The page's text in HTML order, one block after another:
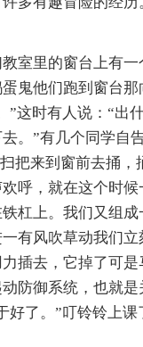
室里的窗台上有
鬼他们跑到窗台那
”这时有人说：“出
。”有几个同学自
把来到窗前去捅，
呼，就在这个时
杠上。我们又组
有风吹草动我们
插去，它掉了可
防御系统，也就
好了。”叮铃铃上